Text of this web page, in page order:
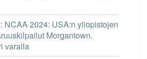
: NCAA 2024: USA:n yliopistojen
Morgantown.
varalla